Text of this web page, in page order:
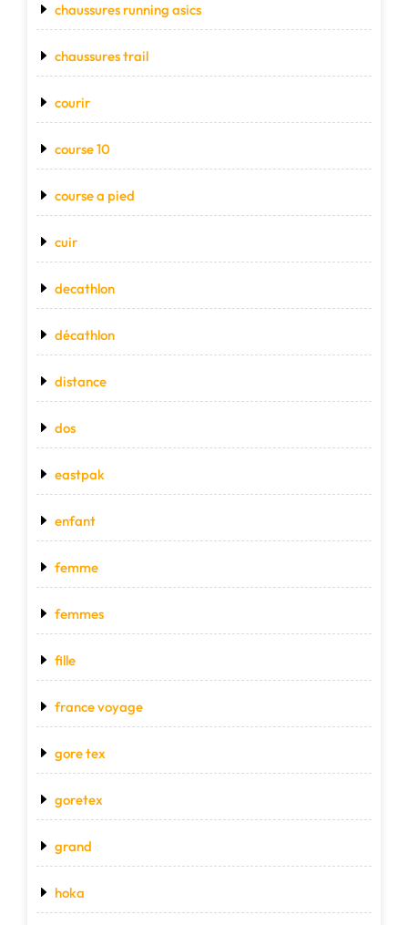
chaussures running asics
chaussures trail
courir
course 10
course a pied
cuir
decathlon
décathlon
distance
dos
eastpak
enfant
femme
femmes
fille
france voyage
gore tex
goretex
grand
hoka